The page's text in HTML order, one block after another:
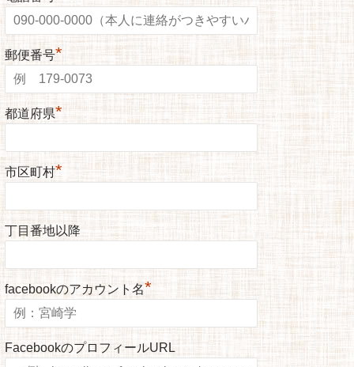
郵便番号*
都道府県*
市区町村*
丁目番地以降
facebookのアカウント名*
FacebookのプロフィールURL